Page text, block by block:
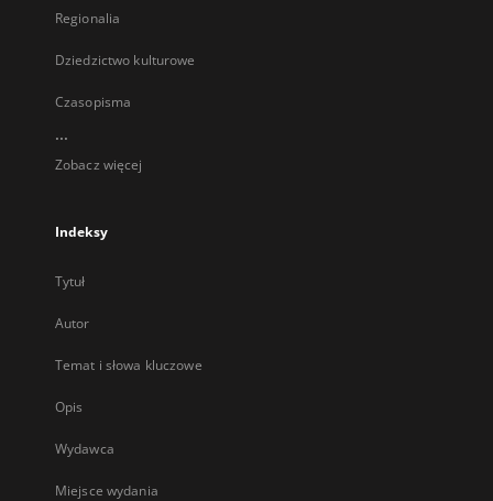
Regionalia
Dziedzictwo kulturowe
Czasopisma
...
Zobacz więcej
Indeksy
Tytuł
Autor
Temat i słowa kluczowe
Opis
Wydawca
Miejsce wydania